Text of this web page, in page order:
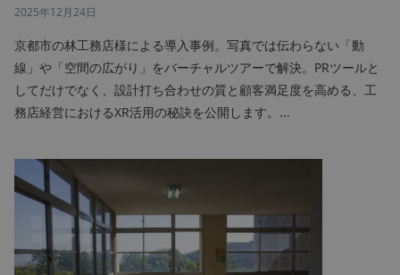
2025年12月24日
京都市の林工務店様による導入事例。写真では伝わらない「動
線」や「空間の広がり」をバーチャルツアーで解決。PRツールと
してだけでなく、設計打ち合わせの質と顧客満足度を高める、工
務店経営におけるXR活用の秘訣を公開します。...